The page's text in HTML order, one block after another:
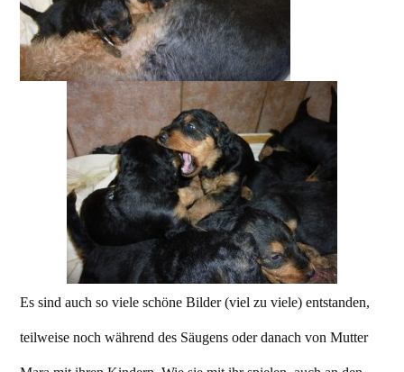
Es sind auch so viele schöne Bilder (viel zu viele) entstanden,
teilweise noch während des Säugens oder danach von Mutter